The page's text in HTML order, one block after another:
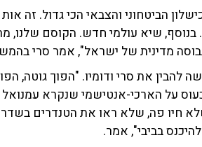
הביטחוני והצבאי הכי גדול. זה אות
בנוסף, שיא עולמי חדש. הקוסם שלנו,
מדינית של ישראל", אמר סרי
על הארכי-אנטישמי שנקרא עמנואל
חיו פה, שלא ראו את הטנדרים
בביבי", אמר.